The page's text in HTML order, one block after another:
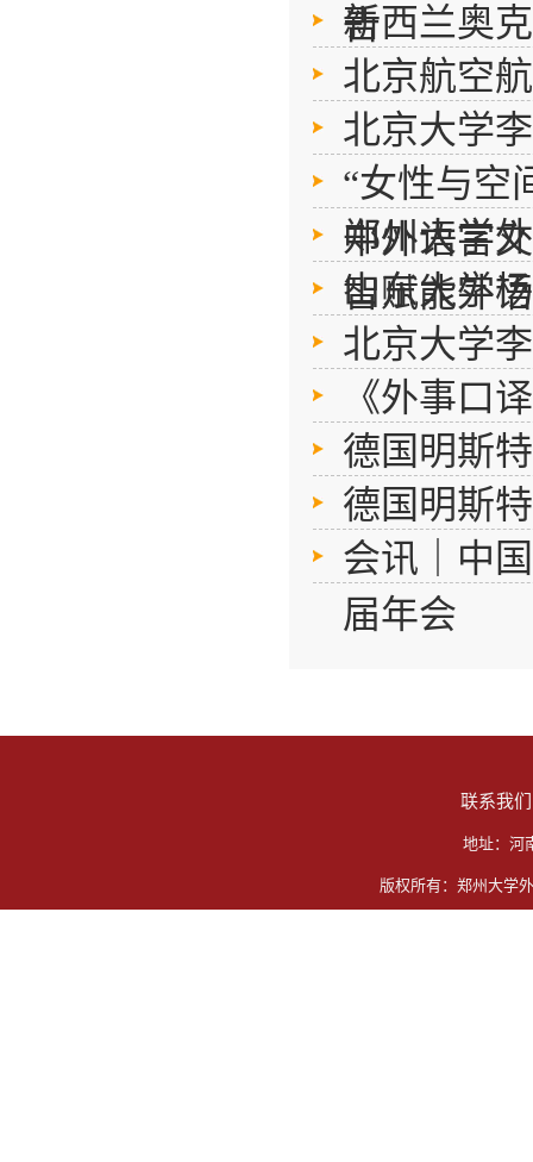
告
新西兰奥
北京航空
北京大学
“女性与空
中外语言
郑州大学
智赋能外
山东大学
北京大学
《外事口
德国明斯
德国明斯
会讯｜中
届年会
联系我们
地址：河
版权所有：郑州大学